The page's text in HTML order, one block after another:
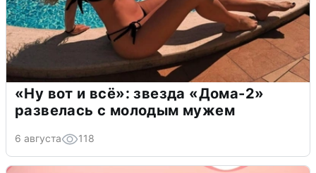
«Ну вот и всё»: звезда «Дома-2»
развелась с молодым мужем
6 августа 118